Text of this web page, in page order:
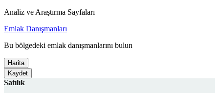
Analiz ve Araştırma Sayfaları
Emlak Danışmanları
Bu bölgedeki emlak danışmanlarını bulun
Harita
Kaydet
Satılık